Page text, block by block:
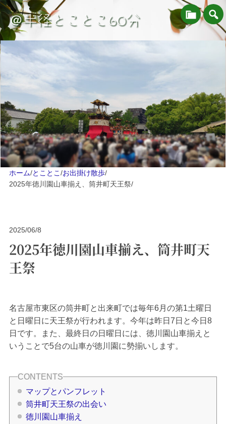
＠半径とことこ60分
ホーム/とことこ /お出掛け散歩/
2025年徳川園山車揃え、筒井町天王祭/
2025/06/8
2025年徳川園山車揃え、筒井町天
王祭
名古屋市東区の筒井町と出来町では毎年6月の第1土曜日
と日曜日に天王祭が行われます。今年は昨日7日と今日8
日です。また、最終日の日曜日には、徳川園山車揃えと
いうことで5台の山車が徳川園に勢揃いします。
マップとパンフレット
筒井町天王祭の出会い
徳川園山車揃え